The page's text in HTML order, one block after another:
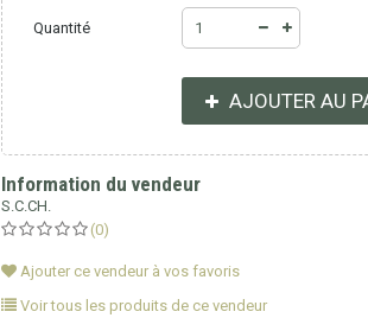
Quantité
AJOUTER AU
Information du vendeur
S.C.CH.
(0)
Ajouter ce vendeur à vos favoris
Voir tous les produits de ce vendeur